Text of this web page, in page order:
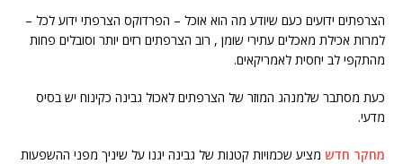
הצרפתים ידועים כעם שיודע מה הוא אוכל – הפרדוקס הצרפתי ידוע לכל –
למרות אכילת מאכלים עתירי שומן , רוב הצרפתים רזים יותר וסובלים פחות
מהתקפי לב יחסית לאמריקאים.
כעת מסתבר שלמנהג המוזר של הצרפתים לאכול גבינה כקינוח יש בסיס
מדעי.
מחקר חדש מציע שכמויות קטנות של גבינה יגנו על שיניך מפני ההשפעות